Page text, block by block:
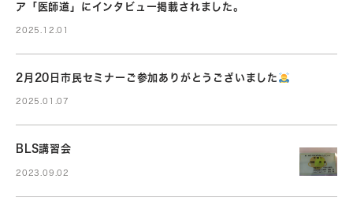
ア「医師道」にインタビュー掲載されました。
2025.12.01
2月20日市民セミナーご参加ありがとうございました
2025.01.07
BLS講習会
2023.09.02